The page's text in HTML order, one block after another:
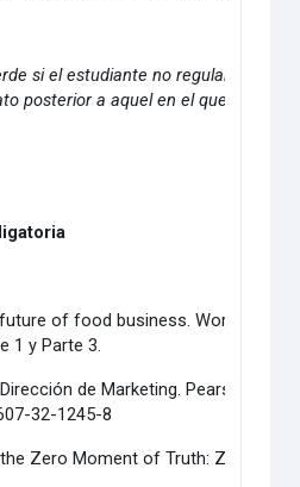
si el estudiante no regulariza o
posterior a aquel en el que se
future of food business.World
1 y Parte 3.
Dirección de Marketing. Pearson
32-1245-8
Zero Moment of Truth: ZMOT.